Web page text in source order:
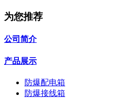
为您推荐
公司简介
产品展示
防爆配电箱
防爆接线箱